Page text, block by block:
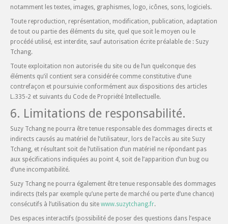
notamment les textes, images, graphismes, logo, icônes, sons, logiciels.
Toute reproduction, représentation, modification, publication, adaptation
de tout ou partie des éléments du site, quel que soit le moyen ou le
procédé utilisé, est interdite, sauf autorisation écrite préalable de : Suzy
Tchang.
Toute exploitation non autorisée du site ou de l’un quelconque des
éléments qu’il contient sera considérée comme constitutive d’une
contrefaçon et poursuivie conformément aux dispositions des articles
L.335-2 et suivants du Code de Propriété Intellectuelle.
6. Limitations de responsabilité.
Suzy Tchang ne pourra être tenue responsable des dommages directs et
indirects causés au matériel de l’utilisateur, lors de l’accès au site Suzy
Tchang, et résultant soit de l’utilisation d’un matériel ne répondant pas
aux spécifications indiquées au point 4, soit de l’apparition d’un bug ou
d’une incompatibilité.
Suzy Tchang ne pourra également être tenue responsable des dommages
indirects (tels par exemple qu’une perte de marché ou perte d’une chance)
consécutifs à l’utilisation du site www.suzytchang.fr.
Des espaces interactifs (possibilité de poser des questions dans l’espace